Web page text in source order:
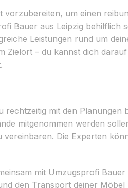
vorzubereiten, um einen
Bauer aus Leipzig behilflich
Leistungen rund um
Zielort – du kannst dich
mit den Planungen
mitgenommen werden
Die Experten
mit Umzugsprofi
den Transport deiner Möbel